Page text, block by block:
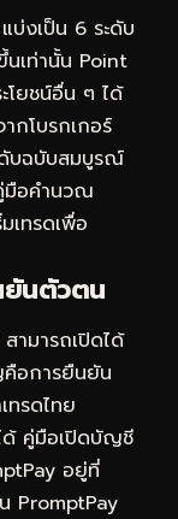
บ่งเป็น 6 ระดับ
นเท่านั้น Point
โยชน์อื่น ๆ ได้
กโบรกเกอร์
บฉบับสมบูรณ์
มือคำนวณ
เทรดเพื่อ
ยันตัวตน
ามารถเปิดได้
อการยืนยัน
ทรดไทย
ได้ คู่มือเปิดบัญชี
อยู่ที่
PromptPay